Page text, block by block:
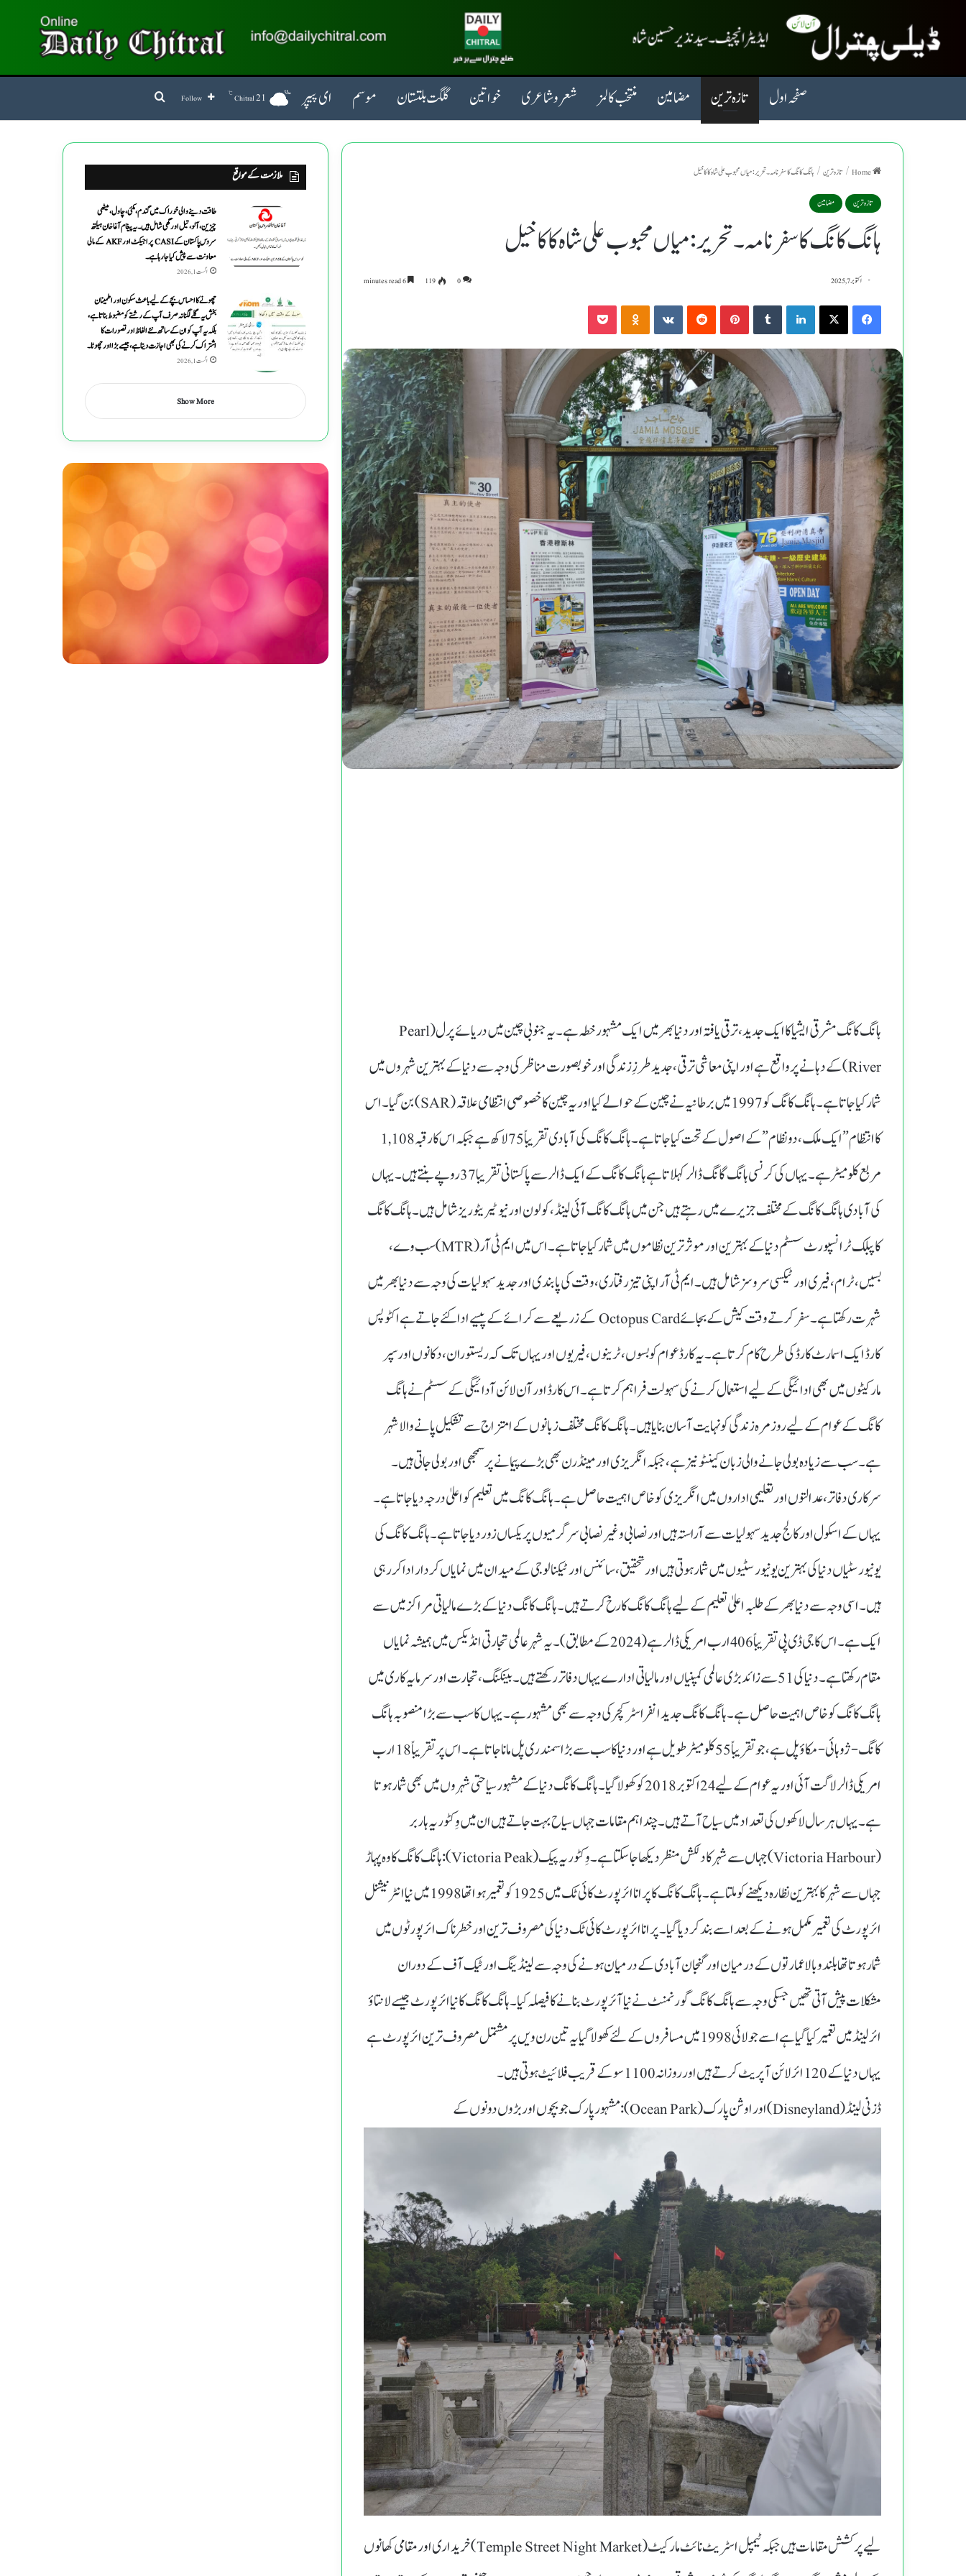
صفحہ اول تازہ ترین مضامین منتخب کالمز شعروشاعری خواتین گلگت بلتستان موسم ای پیپر Chitral21
℃
Follow
Search for
/ تازہ ترین / ہانگ کانگ کاسفر نامہ۔تحریر: میاں محبوب علی شاہ کا کا خیل
تازہ ترین مضامین
ہانگ کانگ کاسفر نامہ۔تحریر: میاں محبوب علی شاہ کا کا خیل
اکتوبر 7, 2025 0
119
Facebook
X
LinkedIn
Tumblr
Pinterest
Reddit
VKontakte
Odnoklassniki
Pocket
ہانگ کانگ مشرقی ایشیا کا ایک جدید، ترقی یافتہ اور دنیا بھر میں ایک مشہور خطہ ہے۔ یہ جنوبی چین میں دریائے پرل (Pearl
River) کے دہانے پر واقع ہے اور اپنی معاشی ترقی، جدید طرزِ زندگی اور خوبصورت مناظر کی وجہ سے دنیا کے بہترین شہروں میں
شمار کیا جاتا ہے۔ ہانگ کانگ کو 1997 میں برطانیہ نے چین کے حوالے کیا اور یہ چین کا خصوصی انتظامی علاقہ (SAR) بن گیا۔ اس
کا انتظام ”ایک ملک، دو نظام” کے اصول کے تحت کیا جاتا ہے۔ہانگ کانگ کی آبادی تقریباً 75 لاکھ ہے جبکہ اس کا رقبہ 1,108
مربع کلومیٹر ہے۔ یہاں کی کرنسی ہانگ گانگ ڈالرکہلاتا ہے ہانگ کانگ کے ایک ڈالر سے پاکستانی تقریبا37روپے بنتے ہیں۔ یہاں
کی آبادی ہانگ کانگ کے مختلف جزیرے میں رہتے ہیں جن میں ہانگ کانگ آئی لینڈ، کولون اور نیو ٹیریٹوریز شامل ہیں۔ہانگ کانگ
کا پبلک ٹرانسپورٹ سسٹم دنیا کے بہترین اور موثر ترین نظاموں میں شمار کیا جاتا ہے۔ اس میں ایم ٹی آر (MTR) سب وے،
بسیں، ٹرام، فیری اور ٹیکسی سروسز شامل ہیں۔ ایم ٹی آر اپنی تیز رفتاری، وقت کی پابندی اور جدید سہولیات کی وجہ سے دنیا بھر میں
شہرت رکھتا ہے۔سفر کرتے وقت کیش کے بجائے Octopus Card کے زریعے سے کرائے کے پیسے ادا کئے جاتے ہے اکٹوپس
کارڈ ایک اسمارٹ کارڈ کی طرح کام کرتا ہے۔ یہ کارڈ عوام کو بسوں، ٹرینوں، فیریوں اور یہاں تک کہ ریستوران، دکانوں اور سپر
مارکیٹوں میں بھی ادائیگی کے لیے استعمال کرنے کی سہولت فراہم کرتا ہے۔ اس کارڈ اور آن لائن آدائیگی کے سسٹم نے ہانگ
کانگ کے عوام کے لیے روزمرہ زندگی کو نہایت آسان بنا یا ہیں۔ہانگ کانگ مختلف زبانوں کے امتزاج سے تشکیل پانے والا شہر
ہے۔ سب سے زیادہ بولی جانے والی زبان کینٹونیز ہے، جبکہ انگریزی اور مینڈرن بھی بڑے پیمانے پر سمجھی اور بولی جاتی ہیں۔
سرکاری دفاتر، عدالتوں اور تعلیمی اداروں میں انگریزی کو خاص اہمیت حاصل ہے۔ہانگ کانگ میں تعلیم کو اعلیٰ درجہ دیا جاتا ہے۔
یہاں کے اسکول اور کالج جدید سہولیات سے آراستہ ہیں اور نصابی و غیر نصابی سرگرمیوں پر یکساں زور دیا جاتا ہے۔ ہانگ کانگ کی
یونیورسٹیاں دنیا کی بہترین یونیورسٹیوں میں شمار ہوتی ہیں اور تحقیق، سائنس اور ٹیکنالوجی کے میدان میں نمایاں کردار ادا کر رہی
ہیں۔ اسی وجہ سے دنیا بھر کے طلبہ اعلیٰ تعلیم کے لیے ہانگ کانگ کا رخ کرتے ہیں۔ہانگ کانگ دنیاکے بڑے مالیاتی مراکز میں سے
ایک ہے۔ اس کا جی ڈی پی تقریباً 406 ارب امریکی ڈالر ہے (2024 کے مطابق)۔ یہ شہر عالمی تجارتی انڈیکس میں ہمیشہ نمایاں
مقام رکھتا ہے۔ دنیا کی 51 سے زائد بڑی عالمی کمپنیاں اور مالیاتی ادارے یہاں دفاتر رکھتے ہیں۔ بینکنگ، تجارت اور سرمایہ کاری میں
ہانگ کانگ کو خاص اہمیت حاصل ہے۔ہانگ کانگ جدید انفراسٹرکچر کی وجہ سے بھی مشہور ہے۔ یہاں کا سب سے بڑا منصوبہ ہانگ
کانگ-ژوہائی-مکاؤ پل ہے، جو تقریباً 55 کلومیٹر طویل ہے اور دنیا کا سب سے بڑا سمندری پل مانا جاتا ہے۔ اس پر تقریباً 18 ارب
امریکی ڈالر لاگت آئی اور یہ عوام کے لیے 24 اکتوبر 2018 کو کھولا گیا۔ہانگ کانگ دنیا کے مشہور سیاحتی شہروں میں بھی شمار ہوتا
ہے۔ یہاں ہر سال لاکھوں کی تعداد میں سیاح آتے ہیں۔ چند اہم مقامات جہاں سیاح بہت جاتے ہیں ان میں وِکٹوریہ ہاربر
(Victoria Harbour) جہاں سے شہر کا دلکش منظر دیکھا جا سکتا ہے۔وِکٹوریہ پیک (Victoria Peak): ہانگ کانگ کا وہ پہاڑ
جہاں سے شہر کا بہترین نظارہ دیکھنے کو ملتا ہے۔ہانگ کانگ کا پرانا ائر پورٹ کائی ٹک میں 1925کو تعمیر ہوا تھا 1998 میں نیا انٹرنیشنل
ائر پورٹ کی تعمیر مکمل ہونے کے بعد اسے بند کر دیا گیا۔پرانا ائر پورٹ کائی ٹک دنیا کی مصروف ترین اور خطرناک ائر پورٹوں میں
شمار ہوتا تھا بلند و بالا عمارتوں کے درمیان اور گنجان آبادی کے درمیان ہونے کی وجہ سے لینڈینگ اور ٹیک آف کے دوران
مشکلات پیش آتی تھیں جسکی وجہ سے ہانگ کانگ گورنمنٹ نے نیا آئر پورٹ بنانے کا فیصلہ کیا۔ہانگ کانگ کا نیا ائر پورٹ جیسے لانتاؤ
ائرلینڈ میں تعمیر کیا گیا ہے اسے جولائی 1998میں مسافروں کے لئے کھولا گیا یہ تین رن ویں پر مشتمل مصروف ترین ائر پورٹ ہے
یہاں دنیا کے 120ائر لائن آپریٹ کرتے ہیں اور روزانہ 1100سو کے قریب فلائیٹ ہوتی ہیں۔
ڈزنی لینڈ (Disneyland) اور اوشن پارک (Ocean Park): مشہورپارک جو بچوں اور بڑوں دونوں کے
لیے پرکشش مقامات ہیں جبکہ ٹیمپل اسٹریٹ نائٹ مارکیٹ (Temple Street Night Market)خریداری اور مقامی کھانوں
ملازمت کے مواقع
طاقت دینے والی خوراک میں گندم ،مکئی ،چاول،میٹھی
چیزین ،آلو،تیل اورگھی شامل ہیں۔یہ پیغام آغاخان ہیلتھ
سروس پاکستان کے CASI پراجیکٹ اور AKF کے مالی
معاونت سے پیش کیاجارہاہے۔
اگست 1, 2026
چھونے کا احساس بچے کے لیے باعث سکون اور اطمینان
بخش یہ گلے لگنا نہ صرف آپ کے رشتے کو مضبوط بناتا ہے،
بلکہ یہ آپ کو ان کے ساتھ نئے الفاظ اور تصورات کا
اشتراک کرنے کی بھی اجازت دیتا ہے ، جیسے بڑا اور چھوٹا۔
اگست 1, 2026
Show More